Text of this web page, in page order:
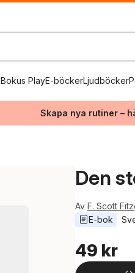
Bokus PlayE-böckerLjudböcker
Skapa nya rutiner –
Den
Av F. Scott
E-bok
49 kr